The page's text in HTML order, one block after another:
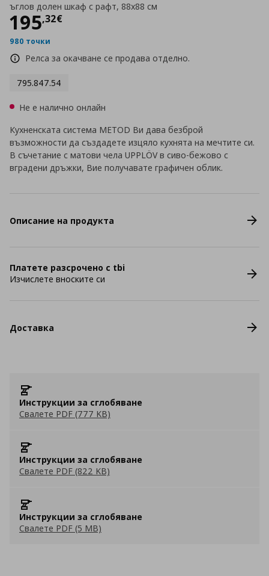
ъглов долен шкаф с рафт, 88x88 см
195,32€
Цена
980 точки
Релса за окачване се продава отделно.
795.847.54
Не е налично онлайн
Кухненската система METOD Ви дава безброй
възможности да създадете изцяло кухнята на мечтите си.
В съчетание с матови чела UPPLÖV в сиво-бежово с
вградени дръжки, Вие получавате графичен облик.
Описание на продукта
Платете разсрочено с tbi
Изчислете вноските си
Доставка
Инструкции за сглобяване
Свалете PDF (777 KB)
Инструкции за сглобяване
Свалете PDF (822 KB)
Инструкции за сглобяване
Свалете PDF (5 MB)